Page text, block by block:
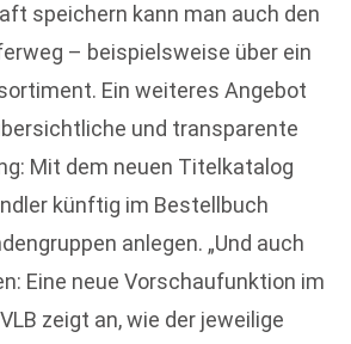
speichern kann man auch den
– beispielsweise über ein
Ein weiteres Angebot
und transparente
Mit dem neuen Titelkatalog
künftig im Bestellbuch
anlegen. „Und auch
Eine neue Vorschaufunktion im
zeigt an, wie der jeweilige